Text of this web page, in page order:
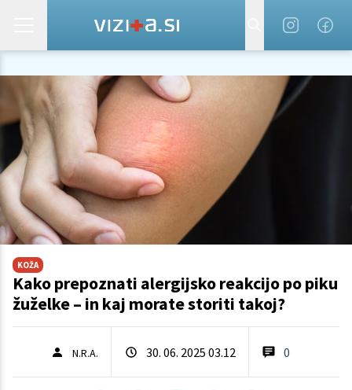
KOŽA
Kako prepoznati alergijsko reakcijo po piku
žuželke – in kaj morate storiti takoj?
N.R.A. 30. 06. 2025 03.12 0